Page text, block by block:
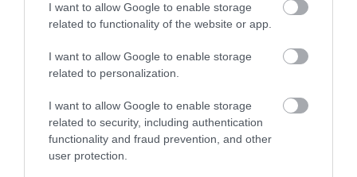
I want to allow Google to enable storage
related to functionality of the website or app.
I want to allow Google to enable storage
related to personalization.
I want to allow Google to enable storage
related to security, including authentication
functionality and fraud prevention, and other
user protection.
Evelyn Nesbit a 20. század eleji Amerika
egyik legismertebb arca volt. A vörös hajú
modell és színésznő magazinokban,
képeslapokon és reklámokban is feltűnt,
ám a korabeli sajtó szenzációhajhász
beszámolói miatt a neve örökre
összefonódott egy gyilkossági…
2026. JÚNIUS 26. ● TÓTH EMMA
A világ első szupermodellje
volt, mégis egy gyilkosság…